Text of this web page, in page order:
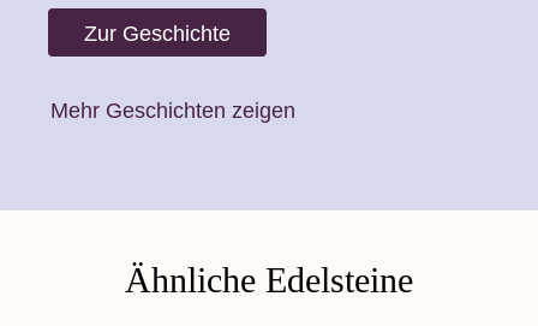
Zur Geschichte
Mehr Geschichten zeigen
Ähnliche Edelsteine